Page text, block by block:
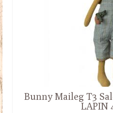
Bunny Maileg T3
LAPIN